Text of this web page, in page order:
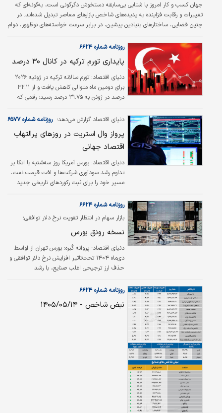
جهان کسب و کار امروز با شتابی بی‌سابقه دستخوش دگرگونی است، به‌گونه‌ای که
تغییرات و رقابت فزاینده به پدیده‌های شاخص بازارهای معاصر تبدیل شده‌اند. در
چنین فضایی، ساختارهای بنیادین پیشین، در برابر سرعت خواسته‌های نوظهور، دوام
پیوسته در حال تغییر می‌سازد. پژوهش‌ها نشان می‌دهند که شدت رقابت شتاب
‌یافته، منابع سنتی مزیت رقابتی را آسیب‌پذیرتر کرده و عدم‌ قطعیت محیطی، ریسک
ورشکستگی را به طور چشم‌گیری افزایش داده است.
روزنامه شماره ۶۶۲۴
پایداری تورم ترکیه در کانال ۳۰ درصد
دنیای اقتصاد: تورم سالانه ترکیه در ژوئیه ۲۰۲۶
برای دومین ماه متوالی کاهش یافت و از ۳۲.۱۱
درصد در ژوئن به ۳۱.۷۵ درصد رسید؛ رقمی که
سطح از ماه مارس به‌شمار می‌رود. با این حال، تورم
یافت که نشان‌دهنده تداوم فشارهای قیمتی در
کوتاه‌مدت است، هرچند این رقم نیز اندکی کمتر از
دنیای اقتصاد گزارش می‌دهد؛ روزنامه شماره ۶۵۷۷
پرواز وال استریت در روزهای پرالتهاب
اقتصاد جهانی
دنیای اقتصاد: بورس آمریکا روز سه‌شنبه با اتکا بر
تداوم رشد سودآوری شرکت‌ها و افت قیمت نفت،
مسیر خود را برای ثبت رکوردهای تاریخی جدید
یک درصدی در آستانه عبور از سقف دو ماه پیش
بازار سهام در انتظار تقویت نرخ دلار توافقی؛
روزنامه شماره ۶۶۲۴
نسخه رونق بورس
دنیای اقتصاد- پروانه کُبره: بورس تهران از اواسط
دی‌ماه ۱۴۰۴ تحت‌تاثیر افزایش نرخ دلار توافقی و
حذف ارز ترجیحی اغلب صنایع، با رشد
با این حال، تجربه تاریخی بورس تهران نشان
تداوم رونق بازار سهام باشد. آنچه در این میان
روزنامه شماره ۶۶۲۴
نبض شاخص - ۱۴۰۵/۰۵/۱۴